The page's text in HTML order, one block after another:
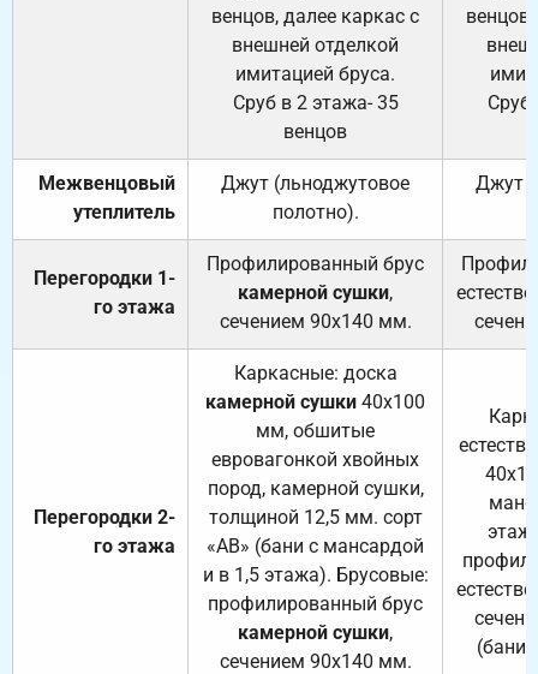
венцов, далее каркас с
внешней отделкой
имитацией бруса.
Сруб в 2 этажа- 35
венцов
Сруб
Межвенцовый
утеплитель
Джут (льноджутовое
полотно).
Джут
Перегородки 1-
го этажа
Профилированный брус
камерной сушки,
сечением 90х140 мм.
Перегородки 2-
го этажа
Каркасные: доска
камерной сушки 40х100
мм, обшитые
евровагонкой хвойных
пород, камерной сушки,
толщиной 12,5 мм. сорт
«АВ» (бани с мансардой
и в 1,5 этажа). Брусовые:
профилированный брус
камерной сушки,
сечением 90х140 мм.
(бани